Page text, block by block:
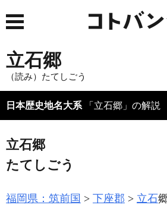
立石郷
（読み）たてしごう
日本歴史地名大系 「立石郷」の解説
立石郷
たてしごう
福岡県：筑前国 下座郡 立石